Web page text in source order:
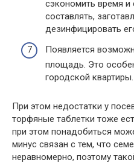
сэкономить время
составлять,
дезинфицировать
Появляется
площадь. Это
городской квартиры.
При этом недостатки у
торфяные таблетки тоже
при этом понадобиться
минус связан с тем, что
неравномерно, поэтому